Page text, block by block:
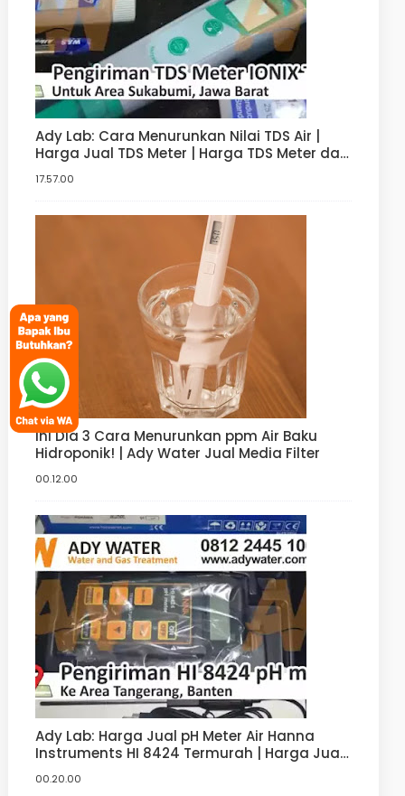
Ady Lab: Cara Menurunkan Nilai TDS Air |
Harga Jual TDS Meter | Harga TDS Meter dan
pH meter Hidroponik | Digital
17.57.00
Ini Dia 3 Cara Menurunkan ppm Air Baku
Hidroponik! | Ady Water Jual Media Filter
00.12.00
Ady Lab: Harga Jual pH Meter Air Hanna
Instruments HI 8424 Termurah | Harga Jual
pH Meter Hanna
00.20.00